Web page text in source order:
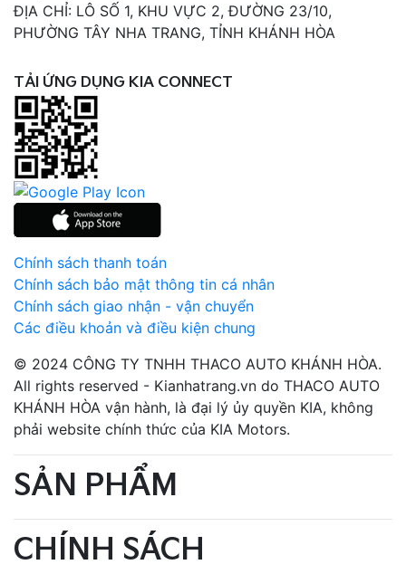
ĐỊA CHỈ: LÔ SỐ 1, KHU VỰC 2, ĐƯỜNG 23/10,
PHƯỜNG TÂY NHA TRANG, TỈNH KHÁNH HÒA
TẢI ỨNG DỤNG KIA CONNECT
Chính sách thanh toán
Chính sách bảo mật thông tin cá nhân
Chính sách giao nhận - vận chuyển
Các điều khoản và điều kiện chung
© 2024 CÔNG TY TNHH THACO AUTO KHÁNH HÒA.
All rights reserved - Kianhatrang.vn do THACO AUTO
KHÁNH HÒA vận hành, là đại lý ủy quyền KIA, không
phải website chính thức của KIA Motors.
SẢN PHẨM
CHÍNH SÁCH